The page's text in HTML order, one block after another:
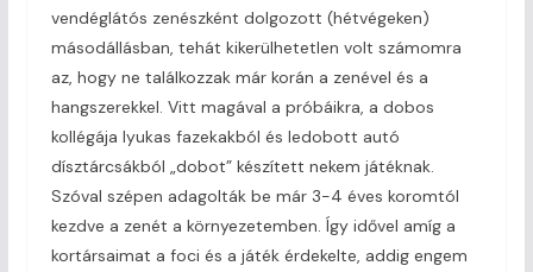
vendéglátós zenészként dolgozott (hétvégeken)
másodállásban, tehát kikerülhetetlen volt számomra
az, hogy ne találkozzak már korán a zenével és a
hangszerekkel. Vitt magával a próbáikra, a dobos
kollégája lyukas fazekakból és ledobott autó
dísztárcsákból „dobot” készített nekem játéknak.
Szóval szépen adagolták be már 3-4 éves koromtól
kezdve a zenét a környezetemben. Így idővel amíg a
kortársaimat a foci és a játék érdekelte, addig engem